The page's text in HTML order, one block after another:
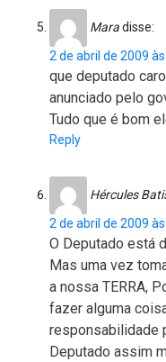
Maradisse:
2 de abril de 2009
que deputado
anunciado pelo
Tudo que é bom
Reply
Hércules
2 de abril de 2009
O Deputado está
Mas uma vez
a nossa TERRA,
fazer alguma
responsabilidade
Deputado assim